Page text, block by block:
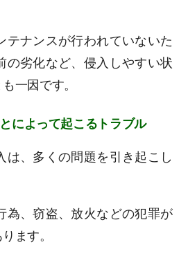
テナンスが行われていないた
の劣化など、侵入しやすい状
一因です。
によって起こるトラブル
は、多くの問題を引き起こし
為、窃盗、放火などの犯罪が
ます。